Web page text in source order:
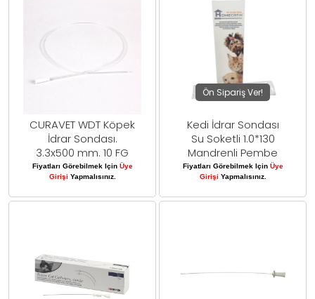
CURAVET WDT Köpek
İdrar Sondası.
3.3x500 mm. 10 FG
Fiyatları Görebilmek Için Üye
Girişi Yapmalısınız.
Ön Sipariş Ver!
Kedi İdrar Sondası
Su Soketli 1.0*130
Mandrenli Pembe
Fiyatları Görebilmek Için Üye
Girişi Yapmalısınız.